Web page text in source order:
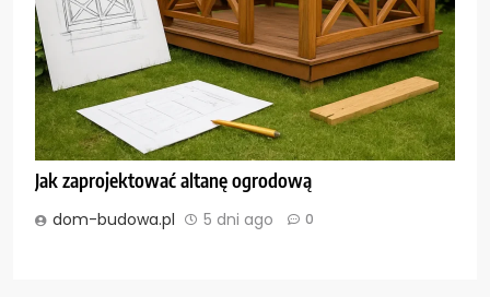
Jak zaprojektować altanę ogrodową
dom-budowa.pl 5 dni ago 0